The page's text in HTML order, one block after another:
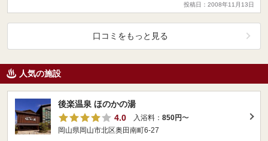
投稿日：2008年11月13日
口コミをもっと見る
人気の施設
後楽温泉 ほのかの湯
4.0
入浴料： 850円〜
岡山県岡山市北区奥田南町6-27